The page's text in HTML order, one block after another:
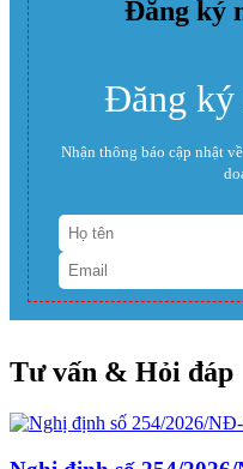
Đăng ký
Đăng ký
Nhận thông báo cập nhật
Tư vấn & Hỏi đáp